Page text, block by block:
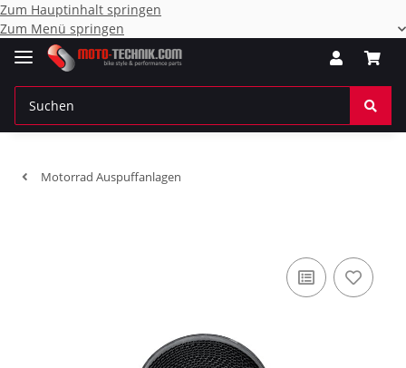
Zum Hauptinhalt springen
Zum Menü springen
Motorrad Auspuffanlagen